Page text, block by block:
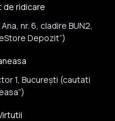
de ridicare
nr. 6, cladire BUN2,
Depozit”)
1, Bucureşti (cautati